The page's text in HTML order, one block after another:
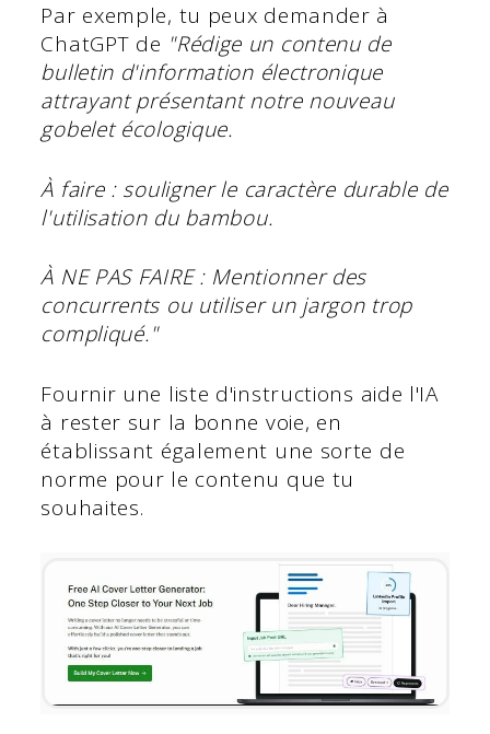
Par exemple, tu peux demander à
ChatGPT de "Rédige un contenu de
bulletin d'information électronique
attrayant présentant notre nouveau
gobelet écologique.
À faire : souligner le caractère durable de
l'utilisation du bambou.
À NE PAS FAIRE : Mentionner des
concurrents ou utiliser un jargon trop
compliqué."
Fournir une liste d'instructions aide l'IA
à rester sur la bonne voie, en
établissant également une sorte de
norme pour le contenu que tu
souhaites.